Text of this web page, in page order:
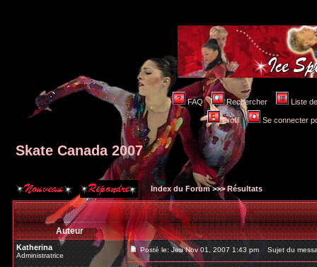
FAQ Rechercher Liste
Profil Se connecter
Skate Canada 2007
Index du Forum>>>Résultats
Auteur
Katherina
Administratrice
Posté le: Jeu Nov 01, 2007 1:43 pm Sujet du